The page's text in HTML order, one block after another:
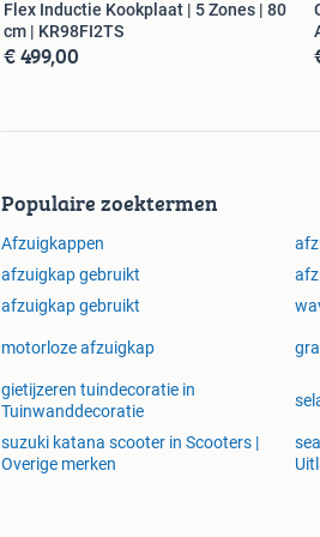
Flex Inductie Kookplaat | 5 Zones | 80
cm | KR98FI2TS
€ 499,00
Populaire zoektermen
Afzuigkappen
afzuigkap gebruikt
afzuigkap gebruikt
motorloze afzuigkap
gietijzeren tuindecoratie in
Tuinwanddecoratie
suzuki katana scooter in Scooters |
Overige merken